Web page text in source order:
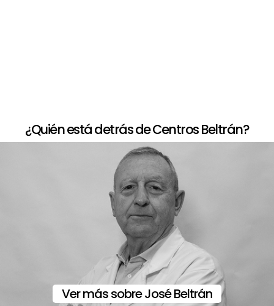
¿Quién está detrás de Centros Beltrán?
Ver más sobre José Beltrán